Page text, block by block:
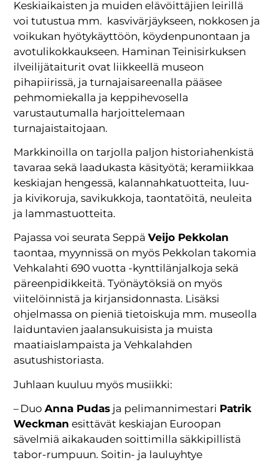
Keskiaikaisten ja muiden elävöittäjien leirillä
voi tutustua mm. kasvivärjäykseen, nokkosen ja
voikukan hyötykäyttöön, köydenpunontaan ja
avotulikokkaukseen. Haminan Teinisirkuksen
ilveilijätaiturit ovat liikkeellä museon
pihapiirissä, ja turnajaisareenalla pääsee
pehmomiekalla ja keppihevosella
varustautumalla harjoittelemaan
turnajaistaitojaan.
Markkinoilla on tarjolla paljon historiahenkistä
tavaraa sekä laadukasta käsityötä; keramiikkaa
keskiajan hengessä, kalannahkatuotteita, luu-
ja kivikoruja, savikukkoja, taontatöitä, neuleita
ja lammastuotteita.
Pajassa voi seurata SeppäVeijo Pekkolan
taontaa, myynnissä on myös Pekkolan takomia
Vehkalahti 690 vuotta -kynttilänjalkoja sekä
päreenpidikkeitä. Työnäytöksiä on myös
viitelöinnistä ja kirjansidonnasta. Lisäksi
ohjelmassa on pieniä tietoiskuja mm. museolla
laiduntavien jaalansukuisista ja muista
maatiaislampaista ja Vehkalahden
asutushistoriasta.
Juhlaan kuuluu myös musiikki:
– DuoAnna Pudas ja pelimannimestari Patrik
Weckman esittävät keskiajan Euroopan
sävelmiä aikakauden soittimilla säkkipillistä
tabor-rumpuun. Soitin- ja lauluyhtye